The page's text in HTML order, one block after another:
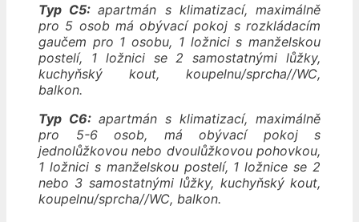
Typ C5:apartmán s klimatizací, maximálně
pro 5 osob má obývací pokoj s rozkládacím
gaučem pro 1 osobu, 1 ložnici s manželskou
postelí, 1 ložnici se 2 samostatnými lůžky,
kuchyňský kout, koupelnu/sprcha//WC,
balkon.
Typ C6: apartmán s klimatizací, maximálně
pro 5-6 osob, má obývací pokoj s
jednolůžkovou nebo dvoulůžkovou pohovkou,
1 ložnici s manželskou postelí, 1 ložnice se 2
nebo 3 samostatnými lůžky, kuchyňský kout,
koupelnu/sprcha//WC, balkon.